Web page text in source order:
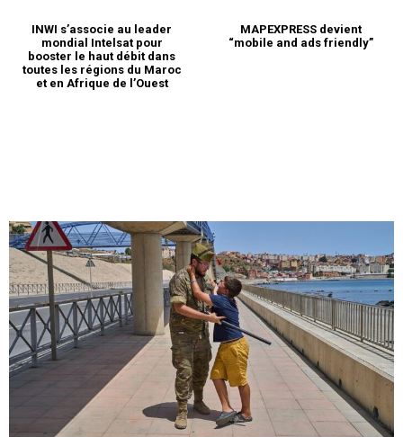
INWI s’associe au leader
mondial Intelsat pour
booster le haut débit dans
toutes les régions du Maroc
et en Afrique de l’Ouest
MAPEXPRESS devient
“mobile and ads friendly”